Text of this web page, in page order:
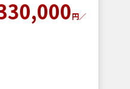
円／